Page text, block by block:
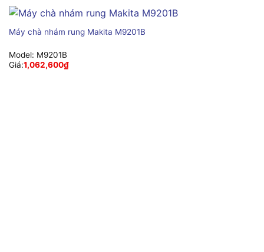
Máy chà nhám rung Makita M9201B
Model: M9201B
Giá:1,062,600₫